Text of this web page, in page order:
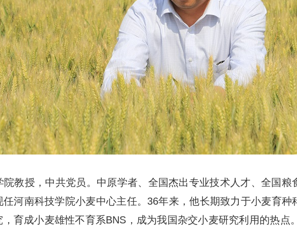
院教授，中共党员。中原学者、全国杰出专业技术人才、全国
河南科技学院小麦中心主任。36年来，他长期致力于小麦育
育成小麦雄性不育系BNS，成为我国杂交小麦研究利用的热点